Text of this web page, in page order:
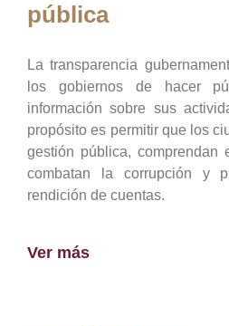
pública
La transparencia
los gobiernos de hacer
información sobre sus
propósito es permitir que los
gestión pública, comprendan
combatan la corrupción y
rendición de cuentas.
Ver más